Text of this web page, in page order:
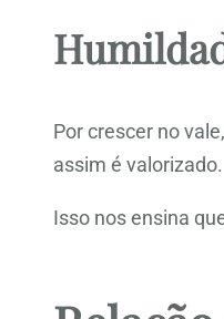
Por crescer no
assim é valorizado.
Isso nos ensina